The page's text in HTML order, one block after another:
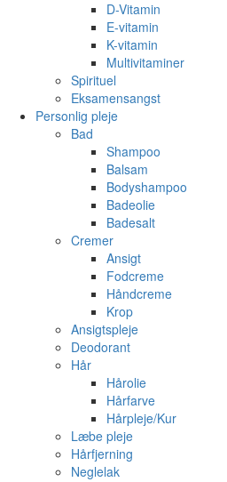
D-Vitamin
E-vitamin
K-vitamin
Multivitaminer
Spirituel
Eksamensangst
Personlig pleje
Bad
Shampoo
Balsam
Bodyshampoo
Badeolie
Badesalt
Cremer
Ansigt
Fodcreme
Håndcreme
Krop
Ansigtspleje
Deodorant
Hår
Hårolie
Hårfarve
Hårpleje/Kur
Læbe pleje
Hårfjerning
Neglelak